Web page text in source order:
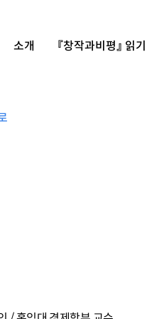
소개 『창작과비평』 읽기